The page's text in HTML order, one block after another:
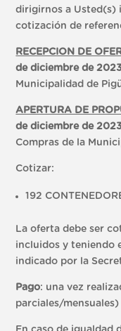
dirigirnos a Usted(s)
cotización de
RECEPCION DE
de diciembre de
Municipalidad de
APERTURA DE
de diciembre de
Compras de la
Cotizar:
192
La oferta debe ser
incluidos y teniendo
indicado por la
Pago: una vez
parciales/mensuales)